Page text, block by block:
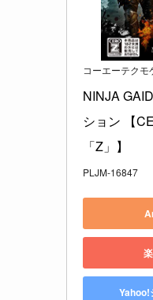
コーエーテクモ
NINJA
ション 【
「Z」】
PLJM-16847
Yahoo!